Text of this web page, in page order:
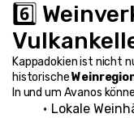
6️⃣
Kappadokien ist nicht
historische
In und um Avanos
Lokale